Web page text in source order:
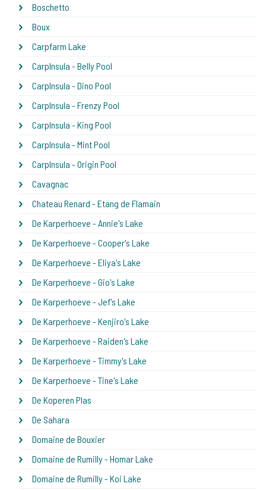
Boschetto
Boux
Carpfarm Lake
CarpInsula - Belly Pool
CarpInsula - Dino Pool
CarpInsula - Frenzy Pool
CarpInsula - King Pool
CarpInsula - Mint Pool
CarpInsula - Origin Pool
Cavagnac
Chateau Renard - Etang de Flamain
De Karperhoeve - Annie's Lake
De Karperhoeve - Cooper's Lake
De Karperhoeve - Eliya's Lake
De Karperhoeve - Gio's Lake
De Karperhoeve - Jef's Lake
De Karperhoeve - Kenjiro's Lake
De Karperhoeve - Raiden's Lake
De Karperhoeve - Timmy's Lake
De Karperhoeve - Tine's Lake
De Koperen Plas
De Sahara
Domaine de Bouxier
Domaine de Rumilly - Homar Lake
Domaine de Rumilly - Koi Lake